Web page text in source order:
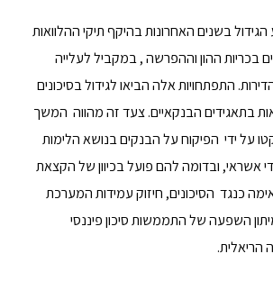
בשנים האחרונות בהיקף תיקי ההלוואות
בכריות ההון וההפרשה , במקביל לעלייה
התפתחויות אלה הביאו לגידול בסיכונים
בתאגידים הבנקאיים. צעד זה מהווה המשך
על ידי הפיקוח על הבנקים בנושא הלימות
אשראי, ובדומה להם פועל בכיוון של הקצאת
כנגד הסיכונים, חיזוק עמידות המערכת
השפעה של התממשות סיכון פיננסי
הריאלית.